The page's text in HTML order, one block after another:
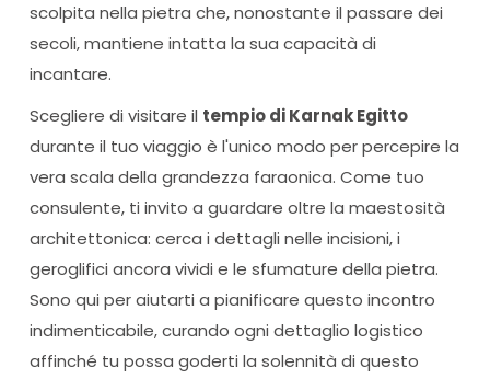
scolpita nella pietra che, nonostante il passare dei
secoli, mantiene intatta la sua capacità di
incantare.
Scegliere di visitare il tempio di Karnak Egitto
durante il tuo viaggio è l'unico modo per percepire la
vera scala della grandezza faraonica. Come tuo
consulente, ti invito a guardare oltre la maestosità
architettonica: cerca i dettagli nelle incisioni, i
geroglifici ancora vividi e le sfumature della pietra.
Sono qui per aiutarti a pianificare questo incontro
indimenticabile, curando ogni dettaglio logistico
affinché tu possa goderti la solennità di questo